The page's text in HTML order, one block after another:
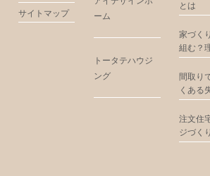
サイトマップ
ーム
トータテハウジ
ング
とは
家づく
組む？
間取り
くある
注文住
ジづく